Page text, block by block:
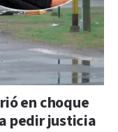
en choque
pedir justicia